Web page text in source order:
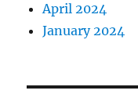
April 2024
January 2024